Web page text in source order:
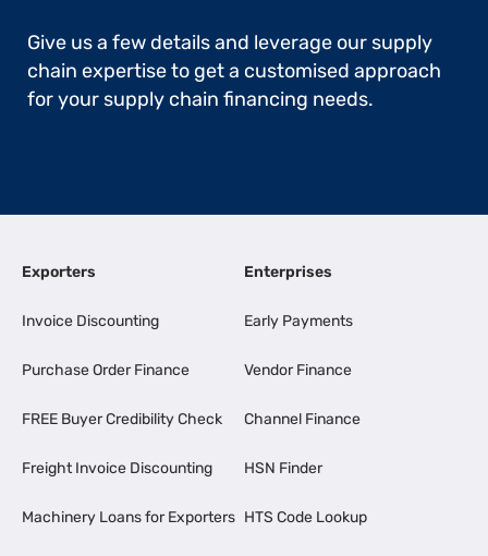
Give us a few details and leverage our supply
chain expertise to get a customised approach
for your supply chain financing needs.
Exporters
Invoice Discounting
Purchase Order Finance
FREE Buyer Credibility Check
Freight Invoice Discounting
Machinery Loans for Exporters
Enterprises
Early Payments
Vendor Finance
Channel Finance
HSN Finder
HTS Code Lookup